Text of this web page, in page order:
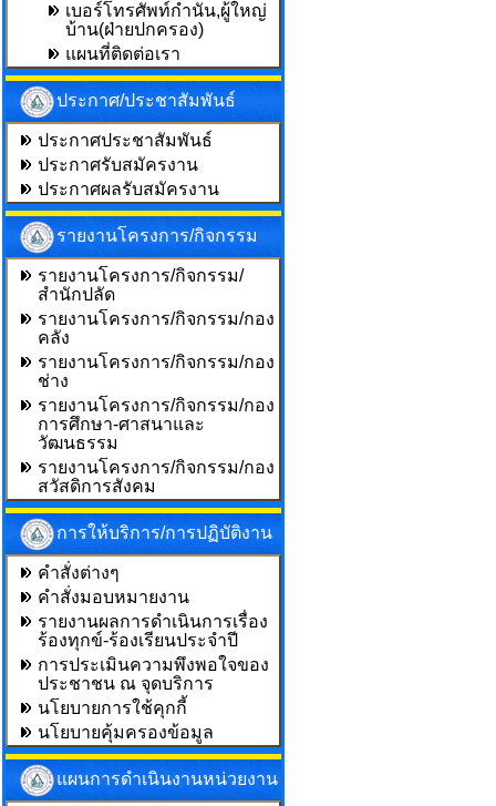
เบอร์โทรศัพท์กำนัน,ผู้ใหญ่
บ้าน(ฝ่ายปกครอง)
แผนที่ติดต่อเรา
ประกาศ/ประชาสัมพันธ์
ประกาศประชาสัมพันธ์
ประกาศรับสมัครงาน
ประกาศผลรับสมัครงาน
รายงานโครงการ/กิจกรรม
รายงานโครงการ/กิจกรรม/
สำนักปลัด
รายงานโครงการ/กิจกรรม/กอง
คลัง
รายงานโครงการ/กิจกรรม/กอง
ช่าง
รายงานโครงการ/กิจกรรม/กอง
การศึกษา-ศาสนาและ
วัฒนธรรม
รายงานโครงการ/กิจกรรม/กอง
สวัสดิการสังคม
การให้บริการ/การปฏิบัติงาน
คำสั่งต่างๆ
คำสั่งมอบหมายงาน
รายงานผลการดำเนินการเรื่อง
ร้องทุกข์-ร้องเรียนประจำปี
การประเมินความพึงพอใจของ
ประชาชน ณ จุดบริการ
นโยบายการใช้คุกกี้
นโยบายคุ้มครองข้อมูล
แผนการดำเนินงานหน่วยงาน